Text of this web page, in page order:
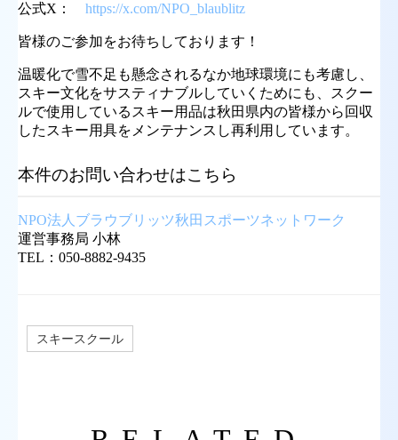
公式X： https://x.com/NPO_blaublitz
皆様のご参加をお待ちしております！
温暖化で雪不足も懸念されるなか地球環境にも考慮し、
スキー文化をサスティナブルしていくためにも、スクー
ルで使用しているスキー用品は秋田県内の皆様から回収
したスキー用具をメンテナンスし再利用しています。
本件のお問い合わせはこちら
NPO法人ブラウブリッツ秋田スポーツネットワーク
運営事務局 小林
TEL：050-8882-9435
スキースクール